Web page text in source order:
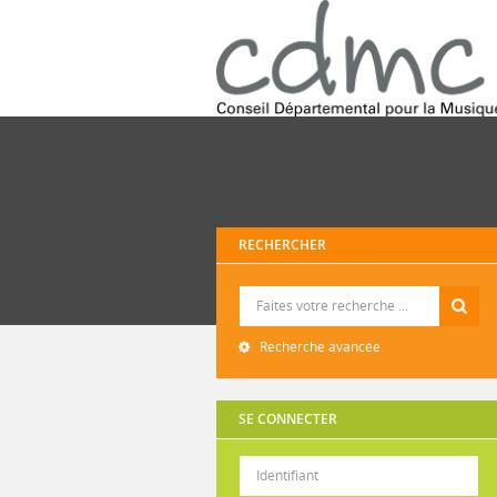
RECHERCHER
Recherche avancée
SE CONNECTER